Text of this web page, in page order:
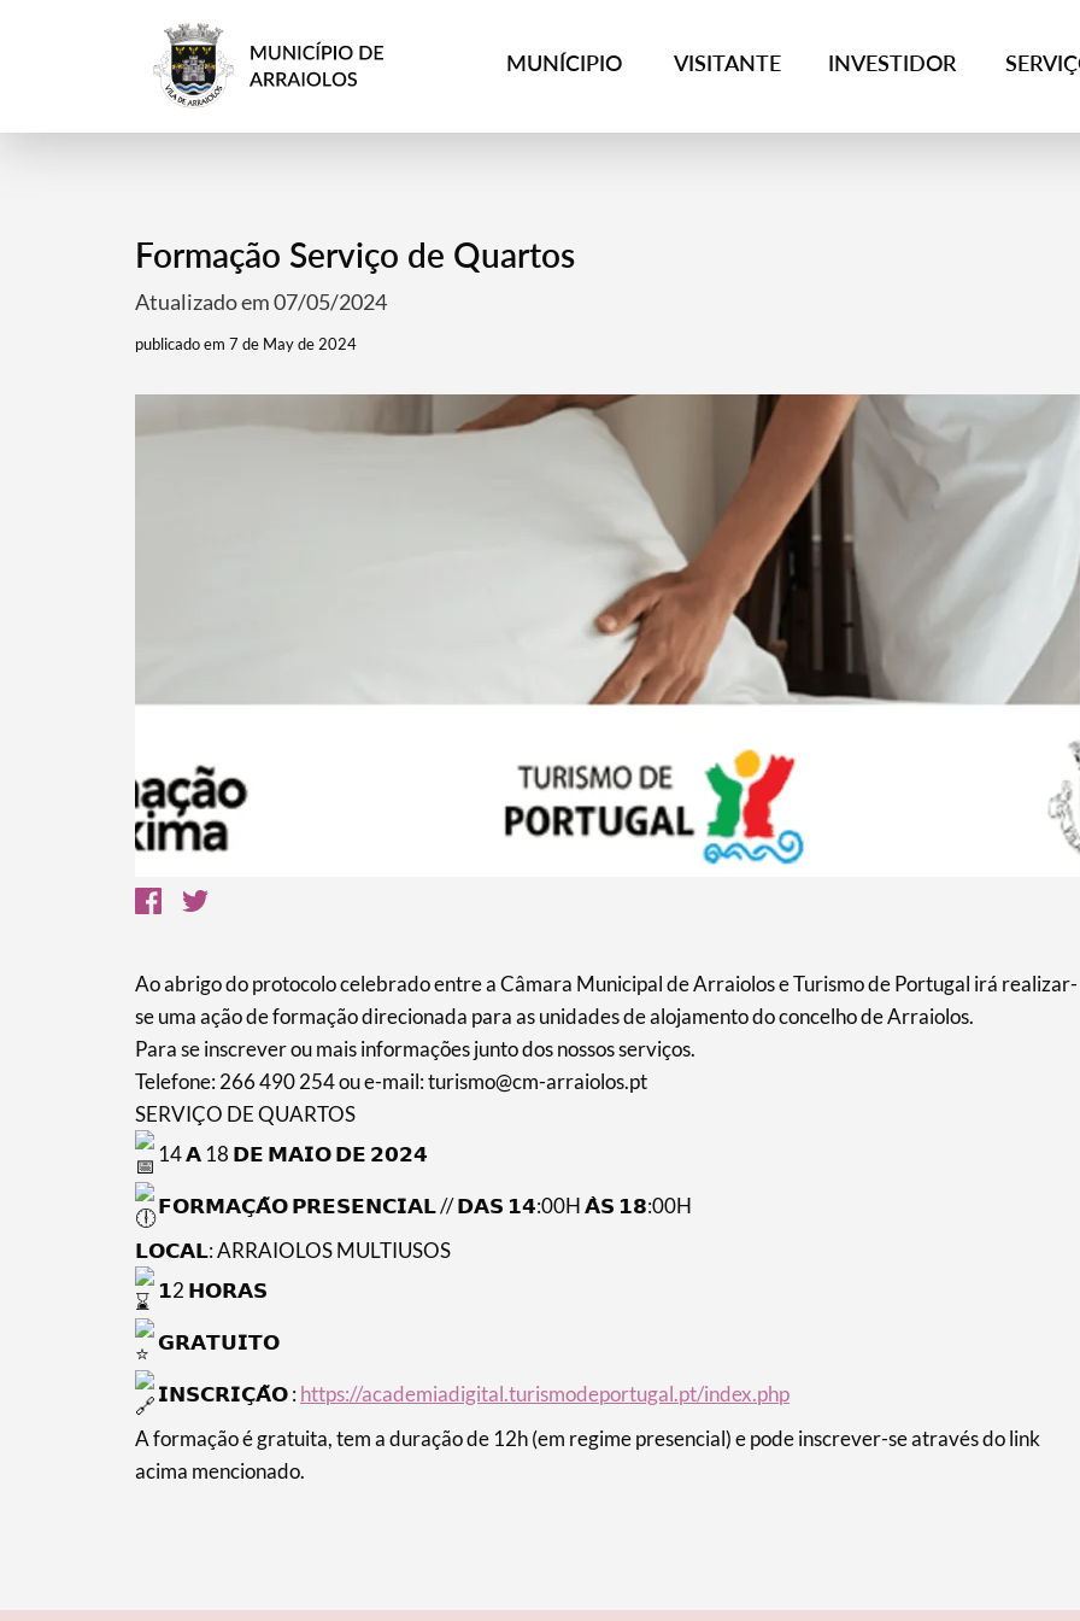
MUNÍCIPIO VISITANTE INVESTIDOR
Categorias gerais
Formação Serviço de Quartos
Atualizado em 07/05/2024
publicado em 7 de May de 2024
Ao abrigo do protocolo celebrado entre a Câmara Municipal de Arraiolos e Turismo de Portugal irá realizar-
se uma ação de formação direcionada para as unidades de alojamento do concelho de Arraiolos.
Para se inscrever ou mais informações junto dos nossos serviços.
Telefone: 266 490 254 ou e-mail: turismo@cm-arraiolos.pt
SERVIÇO DE QUARTOS
14 𝗔 18 𝗗𝗘 𝗠𝗔𝗜𝗢 𝗗𝗘 𝟮𝟬𝟮𝟰
𝗙𝗢𝗥𝗠𝗔𝗖̧𝗔̃𝗢 𝗣𝗥𝗘𝗦𝗘𝗡𝗖𝗜𝗔𝗟 // 𝗗𝗔𝗦 𝟭𝟰:00H 𝗔̀𝗦 𝟭𝟴:00H
𝗟𝗢𝗖𝗔𝗟: ARRAIOLOS MULTIUSOS
𝟭2 𝗛𝗢𝗥𝗔𝗦
𝗚𝗥𝗔𝗧𝗨𝗜𝗧𝗢
𝗜𝗡𝗦𝗖𝗥𝗜𝗖̧𝗔̃𝗢 : https://academiadigital.turismodeportugal.pt/index.php
A formação é gratuita, tem a duração de 12h (em regime presencial) e pode inscrever-se através do link
acima mencionado.